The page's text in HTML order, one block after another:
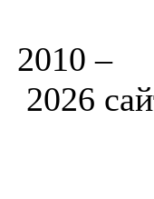
2010 –
2026